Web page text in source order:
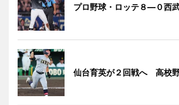
プロ野球・ロッテ８―０西
仙台育英が２回戦へ 高校